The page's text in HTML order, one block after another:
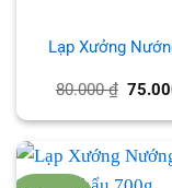
Lạp Xưởng
80.000₫ Giá
là: